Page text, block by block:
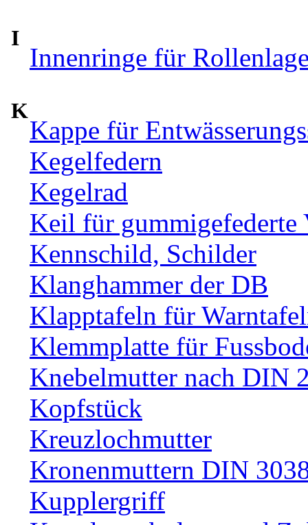
I
Innenringe für
K
Kappe für
Kegelfedern
Kegelrad
Keil für gummigefederte
Kennschild, Schilder
Klanghammer der DB
Klapptafeln für
Klemmplatte für
Knebelmutter nach DIN
Kopfstück
Kreuzlochmutter
Kronenmuttern DIN
Kupplergriff